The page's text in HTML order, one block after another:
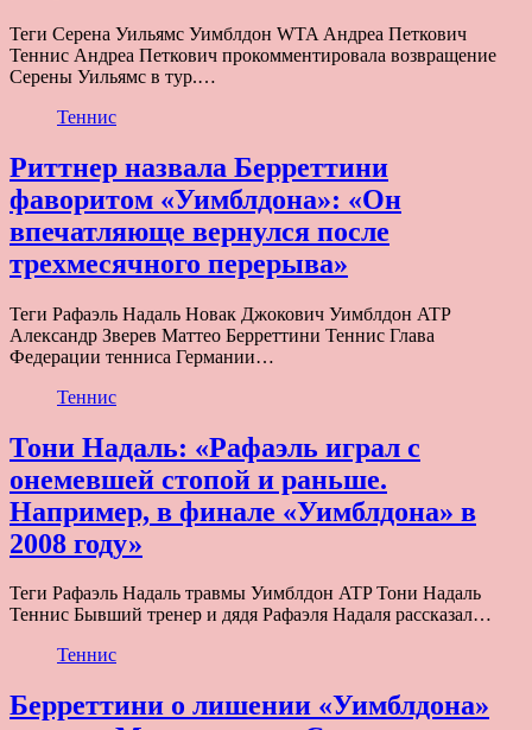
Теги Серена Уильямс Уимблдон WTA Андреа Петкович
Теннис Андреа Петкович прокомментировала возвращение
Серены Уильямс в тур.…
Теннис
Риттнер назвала Берреттини
фаворитом «Уимблдона»: «Он
впечатляюще вернулся после
трехмесячного перерыва»
Теги Рафаэль Надаль Новак Джокович Уимблдон ATP
Александр Зверев Маттео Берреттини Теннис Глава
Федерации тенниса Германии…
Теннис
Тони Надаль: «Рафаэль играл с
онемевшей стопой и раньше.
Например, в финале «Уимблдона» в
2008 году»
Теги Рафаэль Надаль травмы Уимблдон ATP Тони Надаль
Теннис Бывший тренер и дядя Рафаэля Надаля рассказал…
Теннис
Берреттини о лишении «Уимблдона»